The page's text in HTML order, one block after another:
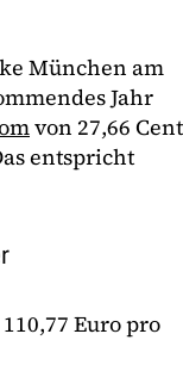
München am
Jahr
von 27,66 Cent
entspricht
Euro pro